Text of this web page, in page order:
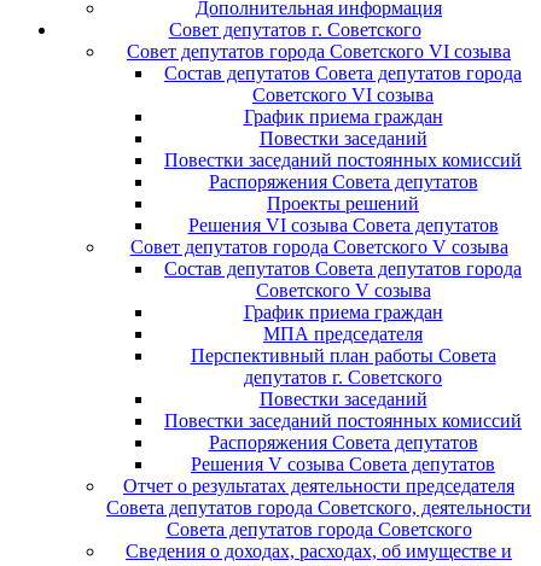
Дополнительная информация
Совет депутатов г. Советского
Совет депутатов города Советского VI созыва
Состав депутатов Совета депутатов города
Советского VI созыва
График приема граждан
Повестки заседаний
Повестки заседаний постоянных комиссий
Распоряжения Совета депутатов
Проекты решений
Решения VI созыва Совета депутатов
Совет депутатов города Советского V созыва
Состав депутатов Совета депутатов города
Советского V созыва
График приема граждан
МПА председателя
Перспективный план работы Совета
депутатов г. Советского
Повестки заседаний
Повестки заседаний постоянных комиссий
Распоряжения Совета депутатов
Решения V созыва Совета депутатов
Отчет о результатах деятельности председателя
Совета депутатов города Советского, деятельности
Совета депутатов города Советского
Сведения о доходах, расходах, об имуществе и